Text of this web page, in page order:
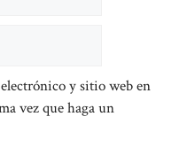
y sitio web en
vez que haga un